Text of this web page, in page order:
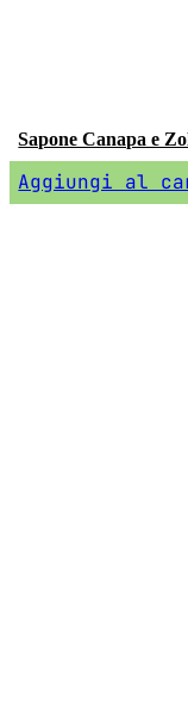
Sapone Canapa e
Aggiungi al